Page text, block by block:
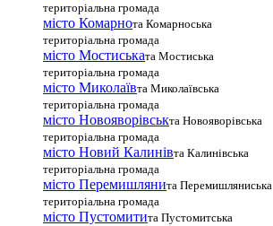
територіальна громада
місто Комарнота Комарноська
територіальна громада
місто Мостиськата Мостиська
територіальна громада
місто Миколаївта Миколаївська
територіальна громада
місто Новояворівськта Новояворівська
територіальна громада
місто Новий Калинівта Калинівська
територіальна громада
місто Перемишлянита Перемишляниська
територіальна громада
місто Пустомитита Пустомитська